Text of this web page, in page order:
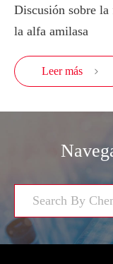
Discusión sobre
la alfa amilasa
Leer más 